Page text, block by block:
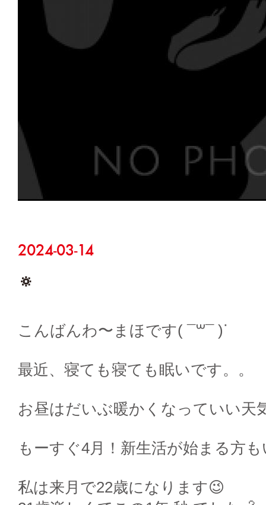
2024-03-14
🔅
こんばんわ〜まほです( ¯꒳​¯ )ᐝ
最近、寝ても寝ても眠いです。。
お昼はだいぶ暖かくなっていい天
もーすぐ4月！新生活が始まる方
私は来月で22歳になります😉